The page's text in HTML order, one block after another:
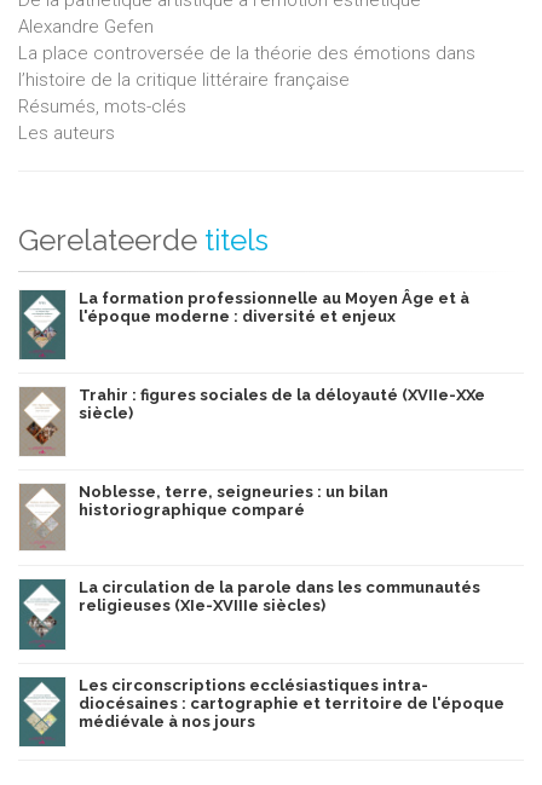
Alexandre Gefen
La place controversée de la théorie des émotions dans
l’histoire de la critique littéraire française
Résumés, mots-clés
Les auteurs
Gerelateerde titels
La formation professionnelle au Moyen Âge et à
l'époque moderne : diversité et enjeux
Trahir : figures sociales de la déloyauté (XVIIe-XXe
siècle)
Noblesse, terre, seigneuries : un bilan
historiographique comparé
La circulation de la parole dans les communautés
religieuses (XIe-XVIIIe siècles)
Les circonscriptions ecclésiastiques intra-
diocésaines : cartographie et territoire de l'époque
médiévale à nos jours